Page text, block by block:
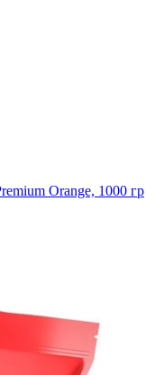
Orange, 1000 гр